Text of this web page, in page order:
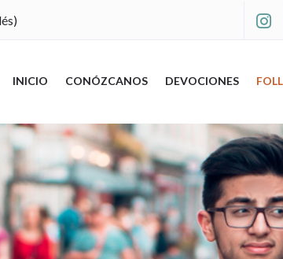

INICIO CONÓZCANOS DEVOCIONES